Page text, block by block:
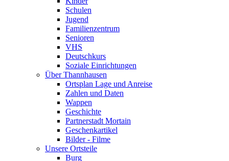
Schulen
Jugend
Familienzentrum
Senioren
VHS
Deutschkurs
Soziale Einrichtungen
Über Thannhausen
Ortsplan Lage und Anreise
Zahlen und Daten
Wappen
Geschichte
Partnerstadt Mortain
Geschenkartikel
Bilder - Filme
Unsere Ortsteile
Burg